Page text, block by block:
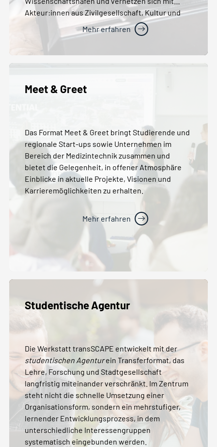
Akteur:innen aus Zivilgesellschaft, Kultur und
Mehr erfahren
Meet & Greet
Das Format Meet & Greet bringt Studierende und
regionale Start-ups sowie Unternehmen im
Bereich der Medizintechnik zusammen und
bietet die Gelegenheit, in offener Atmosphäre
Einblicke in aktuelle Projekte, Visionen und
Karrieremöglichkeiten zu erhalten.
Mehr erfahren
Studentische Agentur
Die Werkstatt transSCAPE entwickelt mit der
studentischen Agenturein Transferformat, das
Lehre, Forschung und Stadtgesellschaft
langfristig miteinander verschränkt. Im Zentrum
steht nicht die schnelle Umsetzung einer
Organisationsform, sondern ein mehrstufiger,
lernender Entwicklungsprozess, in dem
unterschiedliche Interessengruppen
systematisch eingebunden werden.